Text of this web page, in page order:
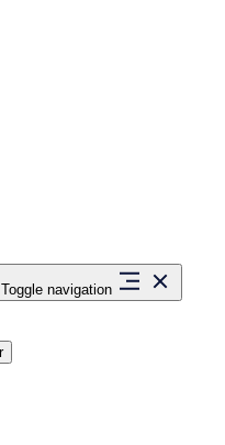
Toggle navigation